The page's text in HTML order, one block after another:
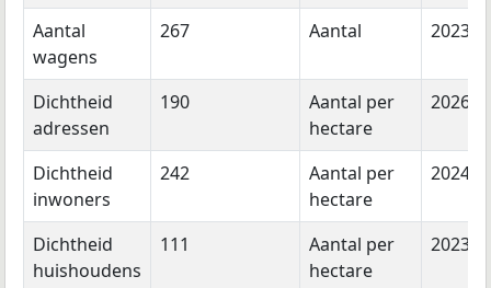
Aantal
wagens
267 Aantal 2023
Dichtheid
adressen
190
Aantal per
hectare
2026
Dichtheid
inwoners
242
Aantal per
hectare
2024
Dichtheid
huishoudens
111
Aantal per
hectare
2023